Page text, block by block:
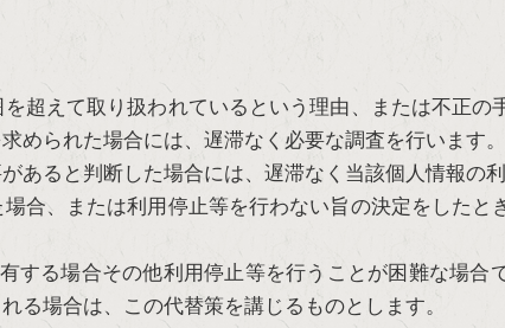
超えて取り扱われているという理由、または不正の
められた場合には、遅滞なく必要な調査を行います。
あると判断した場合には、遅滞なく当該個人情報の
合、または利用停止等を行わない旨の決定をしたと
する場合その他利用停止等を行うことが困難な場合
る場合は、この代替策を講じるものとします。